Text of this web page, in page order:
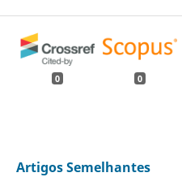
0 0
Artigos Semelhantes